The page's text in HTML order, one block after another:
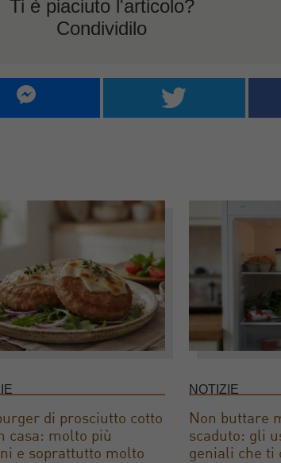
Ti è piaciuto l'articolo?
Condividilo
di prosciutto cotto
casa: molto più
e soprattutto molto
NOTIZIE
Non buttare
scaduto: gli
geniali che ti